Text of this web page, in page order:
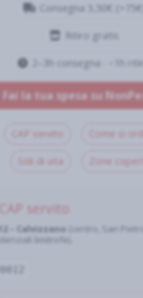
Consegna 3,50€ (>75€)
Ritiro gratis
2–3h consegna · ~1h ritiro
Fai la tua spesa su
CAP servito Come si
Stili di vita Zone
CAP servito
– Calvizzano (centro, San
limitrofe).